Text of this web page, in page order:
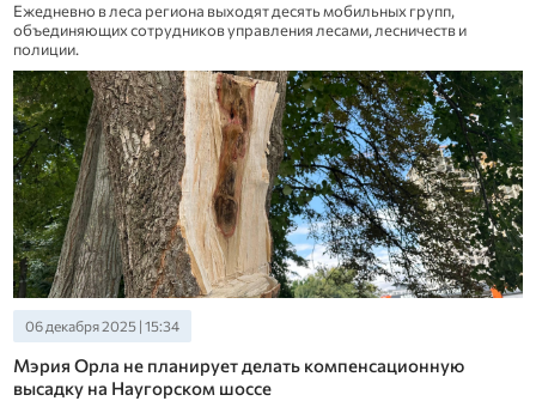
Ежедневно в леса региона выходят десять мобильных групп,
объединяющих сотрудников управления лесами, лесничеств и
полиции.
06 декабря 2025 | 15:34
Мэрия Орла не планирует делать компенсационную
высадку на Наугорском шоссе